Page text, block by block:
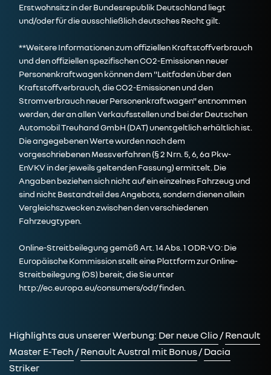
Erstwohnsitz in der Bundesrepublik Deutschland liegt
und/oder für die ausschließlich deutsches Recht gilt.
**Weitere Informationen zum offiziellen Kraftstoffverbrauch
und den offiziellen spezifischen CO2-Emissionen neuer
Personenkraftwagen können dem "Leitfaden über den
Kraftstoffverbrauch, die CO2-Emissionen und den
Stromverbrauch neuer Personenkraftwagen"entnommen
werden, der an allen Verkaufsstellen und bei der Deutschen
Automobil Treuhand GmbH (DAT) unentgeltlich erhältlich ist.
Die angegebenen Werte wurden nach dem
vorgeschriebenen Messverfahren (§ 2 Nrn. 5, 6, 6a Pkw-
EnVKV in der jeweils geltenden Fassung) ermittelt. Die
Angaben beziehen sich nicht auf ein einzelnes Fahrzeug und
sind nicht Bestandteil des Angebots, sondern dienen allein
Vergleichszwecken zwischen den verschiedenen
Fahrzeugtypen.
Online-Streitbeilegung gemäß Art. 14 Abs. 1 ODR-VO: Die
Europäische Kommission stellt eine Plattform zur Online-
Streitbeilegung (OS) bereit, die Sie unter
http://ec.europa.eu/consumers/odr/finden.
Highlights aus unserer Werbung: Der neue Clio /Renault
Master E-Tech /Renault Austral mit Bonus/Dacia
Striker